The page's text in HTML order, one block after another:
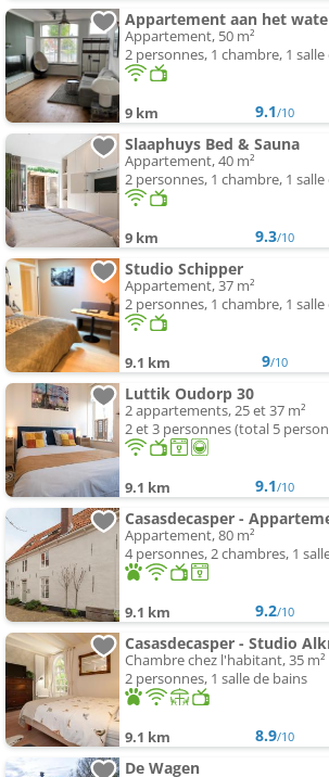
Appartement aan het
Appartement, 50 m²
2 personnes, 1 chambre, 1
9 km 9.1/10
Slaaphuys Bed & Sauna
Appartement, 40 m²
2 personnes, 1 chambre, 1
9 km 9.3/10
Studio Schipper
Appartement, 37 m²
2 personnes, 1 chambre, 1
9.1 km 9/10
Luttik Oudorp 30
2 appartements, 25 et 37 m²
2 et 3 personnes (total 5
9.1 km 9.1/10
Casasdecasper -
Appartement, 80 m²
4 personnes, 2 chambres, 1
9.1 km 9.2/10
Casasdecasper - Studio
Chambre chez l'habitant, 35 m²
2 personnes, 1 salle de bains
9.1 km 8.9/10
De Wagen